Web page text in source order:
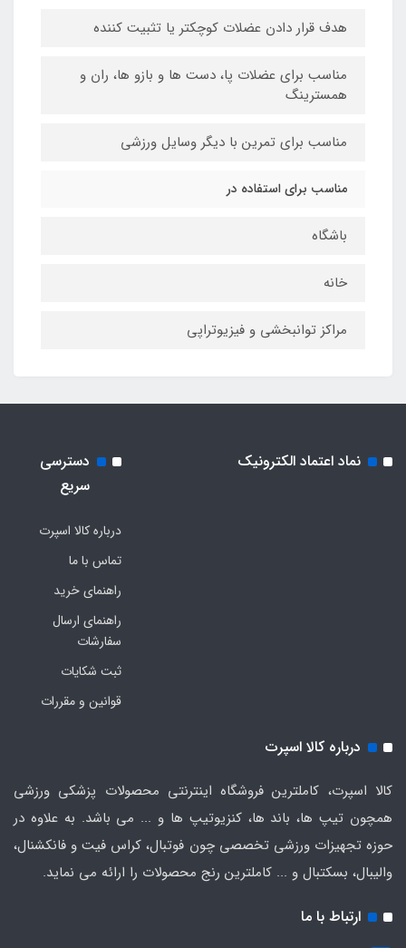
هدف قرار دادن عضلات کوچکتر یا تثبیت کننده
مناسب برای عضلات پا، دست ها و بازو ها، ران و
همسترینگ
مناسب برای تمرین با دیگر وسایل ورزشی
مناسب برای استفاده در
باشگاه
خانه
مراکز توانبخشی و فیزیوتراپی
نماد اعتماد الکترونیک
دسترسی
سریع
درباره کالا اسپرت
تماس با ما
راهنمای خرید
راهنمای ارسال
سفارشات
ثبت شکایات
قوانین و مقررات
درباره کالا اسپرت
کالا اسپرت، کاملترین فروشگاه اینترنتی محصولات پزشکی ورزشی
همچون تیپ ها، باند ها، کنزیوتیپ ها و ... می باشد. به علاوه در
حوزه تجهیزات ورزشی تخصصی چون فوتبال، کراس فیت و فانکشنال،
والیبال، بسکتبال و ... کاملترین رنج محصولات را ارائه می نماید.
ارتباط با ما